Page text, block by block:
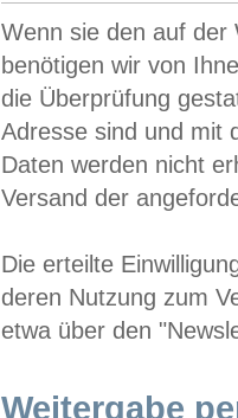
Wenn sie den auf der
benötigen wir von
die Überprüfung
Adresse sind und mit
Daten werden nicht
Versand der
Die erteilte
deren Nutzung zum
etwa über den
Weitergabe